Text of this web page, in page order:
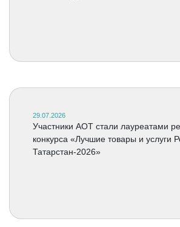
29.07.2026
Участники АОТ стали лауреатами
конкурса «Лучшие товары и услуги
Татарстан-2026»